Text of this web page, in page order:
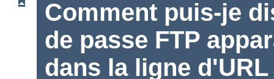
Comment puis-je
de passe FTP
dans la ligne